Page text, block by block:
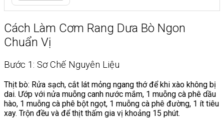
Cách Làm Cơm Rang Dưa Bò Ngon
Chuẩn Vị
Bước 1: Sơ Chế Nguyên Liệu
Thịt bò: Rửa sạch, cắt lát mỏng ngang thớ để khi xào không bị
dai. Ướp với nửa muỗng canh nước mắm, 1 muỗng cà phê dầu
hào, 1 muỗng cà phê bột ngọt, 1 muỗng cà phê đường, 1 ít tiêu
xay. Trộn đều và để thịt thấm gia vị khoảng 15 phút.